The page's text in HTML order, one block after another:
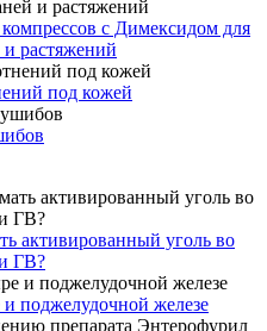
с Димексидом для
растяжений
под кожей
активированный уголь во
ГВ?
поджелудочной железе